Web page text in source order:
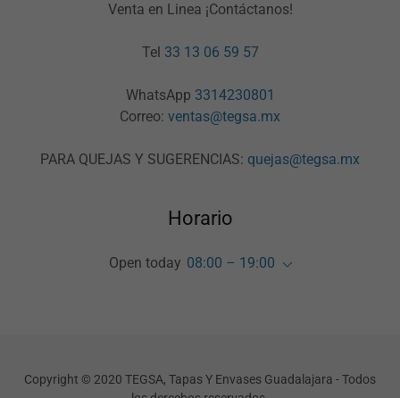
Venta en Linea ¡Contáctanos!
Tel 33 13 06 59 57
WhatsApp 3314230801
Correo: ventas@tegsa.mx
PARA QUEJAS Y SUGERENCIAS: quejas@tegsa.mx
Horario
Open today 08:00 – 19:00
Copyright © 2020 TEGSA, Tapas Y Envases Guadalajara - Todos